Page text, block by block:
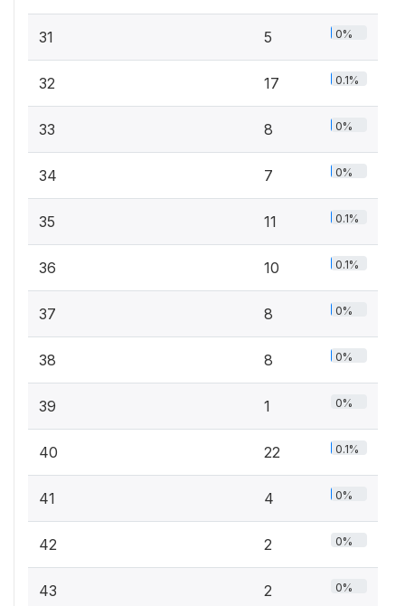
31 5 0%
32 17 0.1%
33 8 0%
34 7 0%
35 11 0.1%
36 10 0.1%
37 8 0%
38 8 0%
39 1 0%
40 22 0.1%
41 4 0%
42 2 0%
43 2 0%